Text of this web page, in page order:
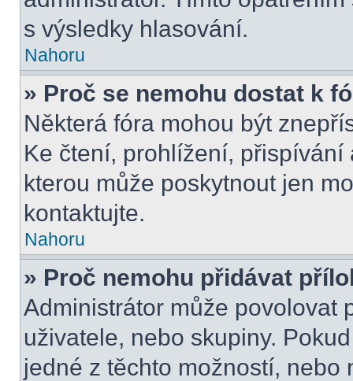
s výsledky hlasování.
Nahoru
» Proč se nemohu dostat k
Některá fóra mohou být
Ke čtení, prohlížení,
kterou může poskytnout jen
kontaktujte.
Nahoru
» Proč nemohu přidávat
Administrátor může povolovat
uživatele, nebo skupiny.
jedné z těchto možností,